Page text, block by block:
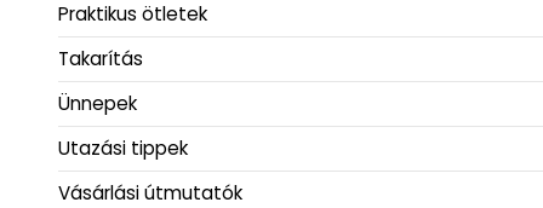
Praktikus ötletek
Takarítás
Ünnepek
Utazási tippek
Vásárlási útmutatók